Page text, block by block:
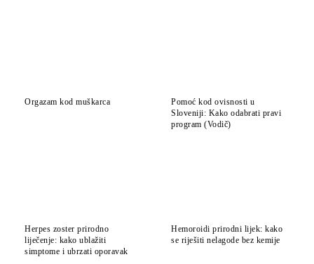
Orgazam kod muškarca
Pomoć kod ovisnosti u
Sloveniji: Kako odabrati pravi
program (Vodič)
Herpes zoster prirodno
liječenje: kako ublažiti
simptome i ubrzati oporavak
Hemoroidi prirodni lijek: kako
se riješiti nelagode bez kemije